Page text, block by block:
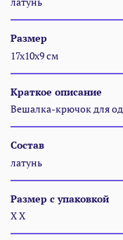
Размер
17x10x9 см
Краткое описание
Вешалка-крючок для
Состав
латунь
Размер с упаковкой
Х Х